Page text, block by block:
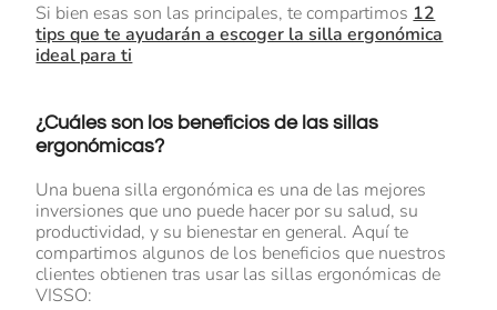
Si bien esas son las principales, te compartimos 12
tips que te ayudarán a escoger la silla ergonómica
ideal para ti
¿Cuáles son los beneficios de las sillas
ergonómicas?
Una buena silla ergonómica es una de las mejores
inversiones que uno puede hacer por su salud, su
productividad, y su bienestar en general. Aquí te
compartimos algunos de los beneficios que nuestros
clientes obtienen tras usar las sillas ergonómicas de
VISSO: